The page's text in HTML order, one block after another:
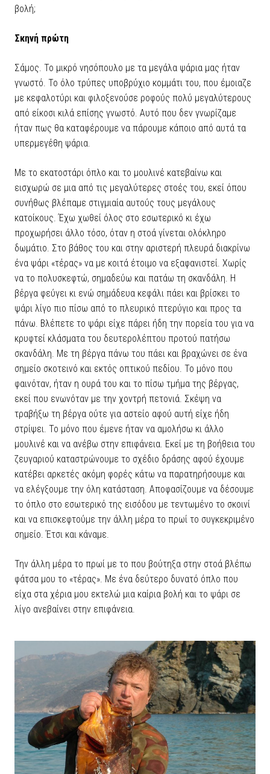
βολή;
Σκηνή πρώτη
Σάμος. Το μικρό νησόπουλο με τα μεγάλα ψάρια μας ήταν
γνωστό. Το όλο τρύπες υποβρύχιο κομμάτι του, που έμοιαζε
με κεφαλοτύρι και φιλοξενούσε ροφούς πολύ μεγαλύτερους
από είκοσι κιλά επίσης γνωστό. Αυτό που δεν γνωρίζαμε
ήταν πως θα καταφέρουμε να πάρουμε κάποιο από αυτά τα
υπερμεγέθη ψάρια.
Με το εκατοστάρι όπλο και το μουλινέ κατεβαίνω και
εισχωρώ σε μια από τις μεγαλύτερες στοές του, εκεί όπου
συνήθως βλέπαμε στιγμιαία αυτούς τους μεγάλους
κατοίκους. Έχω χωθεί όλος στο εσωτερικό κι έχω
προχωρήσει άλλο τόσο, όταν η στοά γίνεται ολόκληρο
δωμάτιο. Στο βάθος του και στην αριστερή πλευρά διακρίνω
ένα ψάρι «τέρας» να με κοιτά έτοιμο να εξαφανιστεί. Χωρίς
να το πολυσκεφτώ, σημαδεύω και πατάω τη σκανδάλη. Η
βέργα φεύγει κι ενώ σημάδευα κεφάλι πάει και βρίσκει το
ψάρι λίγο πιο πίσω από το πλευρικό πτερύγιο και προς τα
πάνω. Βλέπετε το ψάρι είχε πάρει ήδη την πορεία του για να
κρυφτεί κλάσματα του δευτερολέπτου προτού πατήσω
σκανδάλη. Με τη βέργα πάνω του πάει και βραχώνει σε ένα
σημείο σκοτεινό και εκτός οπτικού πεδίου. Το μόνο που
φαινόταν, ήταν η ουρά του και το πίσω τμήμα της βέργας,
εκεί που ενωνόταν με την χοντρή πετονιά. Σκέψη να
τραβήξω τη βέργα ούτε για αστείο αφού αυτή είχε ήδη
στρίψει. Το μόνο που έμενε ήταν να αμολήσω κι άλλο
μουλινέ και να ανέβω στην επιφάνεια. Εκεί με τη βοήθεια του
ζευγαριού καταστρώνουμε το σχέδιο δράσης αφού έχουμε
κατέβει αρκετές ακόμη φορές κάτω να παρατηρήσουμε και
να ελέγξουμε την όλη κατάσταση. Αποφασίζουμε να δέσουμε
το όπλο στο εσωτερικό της εισόδου με τεντωμένο το σκοινί
και να επισκεφτούμε την άλλη μέρα το πρωί το συγκεκριμένο
σημείο. Έτσι και κάναμε.
Την άλλη μέρα το πρωί με το που βούτηξα στην στοά βλέπω
φάτσα μου το «τέρας». Με ένα δεύτερο δυνατό όπλο που
είχα στα χέρια μου εκτελώ μια καίρια βολή και το ψάρι σε
λίγο ανεβαίνει στην επιφάνεια.